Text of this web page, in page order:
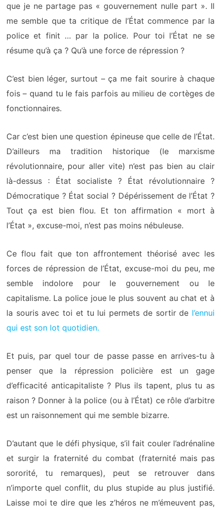
que je ne partage pas « gouvernement nulle part ». Il
me semble que ta critique de l’État commence par la
police et finit … par la police. Pour toi l’État ne se
résume qu’à ça ? Qu’à une force de répression ?
C’est bien léger, surtout – ça me fait sourire à chaque
fois – quand tu le fais parfois au milieu de cortèges de
fonctionnaires.
Car c’est bien une question épineuse que celle de l’État.
D’ailleurs ma tradition historique (le marxisme
révolutionnaire, pour aller vite) n’est pas bien au clair
là-dessus : État socialiste ? État révolutionnaire ?
Démocratique ? État social ? Dépérissement de l’État ?
Tout ça est bien flou. Et ton affirmation « mort à
l’État », excuse-moi, n’est pas moins nébuleuse.
Ce flou fait que ton affrontement théorisé avec les
forces de répression de l’État, excuse-moi du peu, me
semble indolore pour le gouvernement ou le
capitalisme. La police joue le plus souvent au chat et à
la souris avec toi et tu lui permets de sortir de l’ennui
qui est son lot quotidien.
Et puis, par quel tour de passe passe en arrives-tu à
penser que la répression policière est un gage
d’efficacité anticapitaliste ? Plus ils tapent, plus tu as
raison ? Donner à la police (ou à l’État) ce rôle d’arbitre
est un raisonnement qui me semble bizarre.
D’autant que le défi physique, s’il fait couler l’adrénaline
et surgir la fraternité du combat (fraternité mais pas
sororité, tu remarques), peut se retrouver dans
n’importe quel conflit, du plus stupide au plus justifié.
Laisse moi te dire que les z’héros ne m’émeuvent pas,